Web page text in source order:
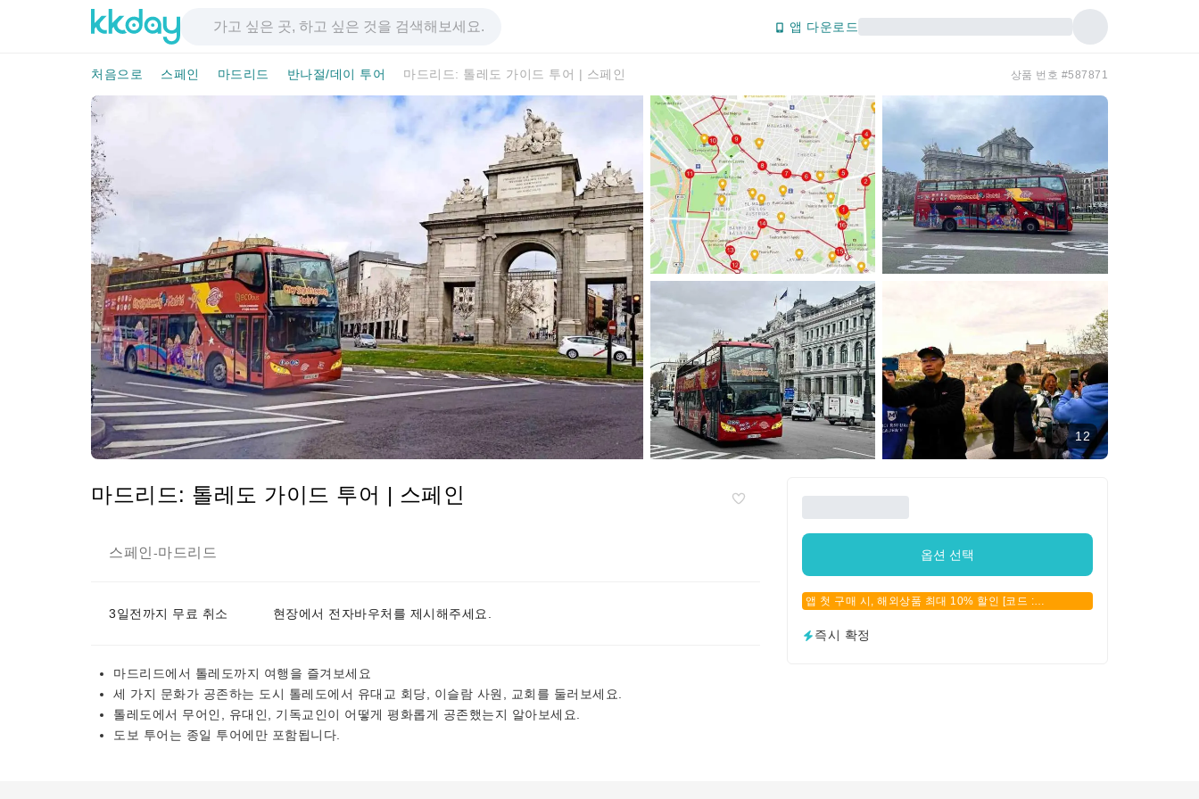
앱 다운로드
처음으로 스페인 마드리드 반나절/데이 투어 마드리드: 톨레도 가이드 투어 | 스페인 상품 번호 #587871
12
마드리드: 톨레도 가이드 투어 | 스페인
스페인 -마드리드
3일전까지 무료 취소 현장에서 전자바우처를 제시해주세요.
마드리드에서 톨레도까지 여행을 즐겨보세요
세 가지 문화가 공존하는 도시 톨레도에서 유대교 회당, 이슬람 사원, 교회를 둘러보세요.
톨레도에서 무어인, 유대인, 기독교인이 어떻게 평화롭게 공존했는지 알아보세요.
도보 투어는 종일 투어에만 포함됩니다.
옵션 선택
앱 첫 구매 시, 해외상품 최대 10% 할인 [코드 :
즉시 확정